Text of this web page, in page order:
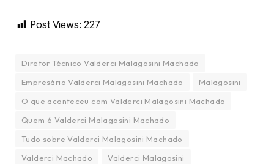
Post Views: 227
Diretor Técnico Valderci Malagosini Machado
Empresário Valderci Malagosini Machado
Malagosini
O que aconteceu com Valderci Malagosini Machado
Quem é Valderci Malagosini Machado
Tudo sobre Valderci Malagosini Machado
Valderci Machado
Valderci Malagosini